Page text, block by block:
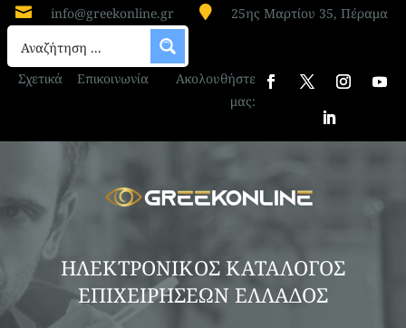
 info@greekonline.gr  25ης Μαρτίου 35, Πέραμα
Σχετικά Επικοινωνία
Ακολουθήστε
μας:
ΗΛΕΚΤΡΟΝΙΚΟΣ ΚΑΤΑΛΟΓΟΣ
ΕΠΙΧΕΙΡΗΣΕΩΝ ΕΛΛΑΔΟΣ